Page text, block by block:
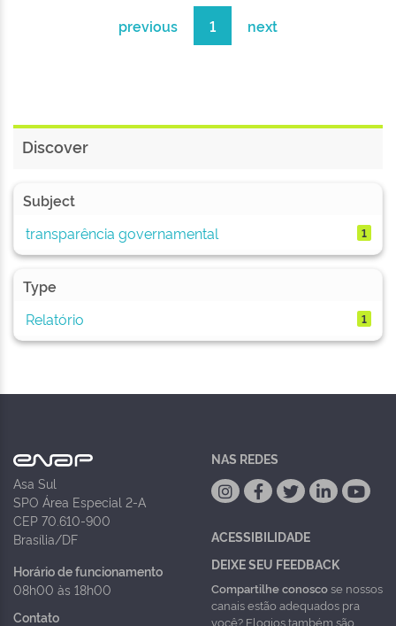
previous 1 next
Discover
Subject
transparência governamental
1
Type
Relatório
1
Asa Sul
SPO Área Especial 2-A
CEP 70.610-900
Brasília/DF
Horário de funcionamento
08h00 às 18h00
Contato
NAS REDES
ACESSIBILIDADE
DEIXE SEU FEEDBACK
Compartilhe conoscose nossos
canais estão adequados pra
você? Elogios também são